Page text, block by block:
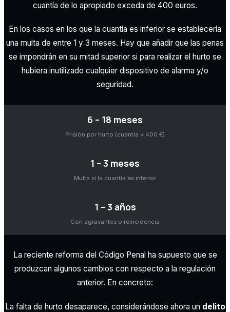
cuantía de lo apropiado exceda de 400 euros.
En los casos en los que la cuantía es inferior se establecería
una multa de entre 1 y 3 meses. Hay que añadir que las penas
se impondrán en su mitad superior si para realizar el hurto se
hubiera inutilizado cualquier dispositivo de alarma y/o
seguridad.
6 – 18 meses
Prisión por hurto (cuantía > 400 €)
1 – 3 meses
Multa si la cuantía es inferior
1 – 3 años
Con agravantes o reincidencia
La reciente reforma del Código Penal ha supuesto que se
produzcan algunos cambios con respecto a la regulación
anterior. En concreto:
La falta de hurto desaparece, considerándose ahora un delito